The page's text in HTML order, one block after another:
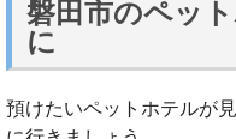
磐田市のペッ
に
預けたいペットホテルが